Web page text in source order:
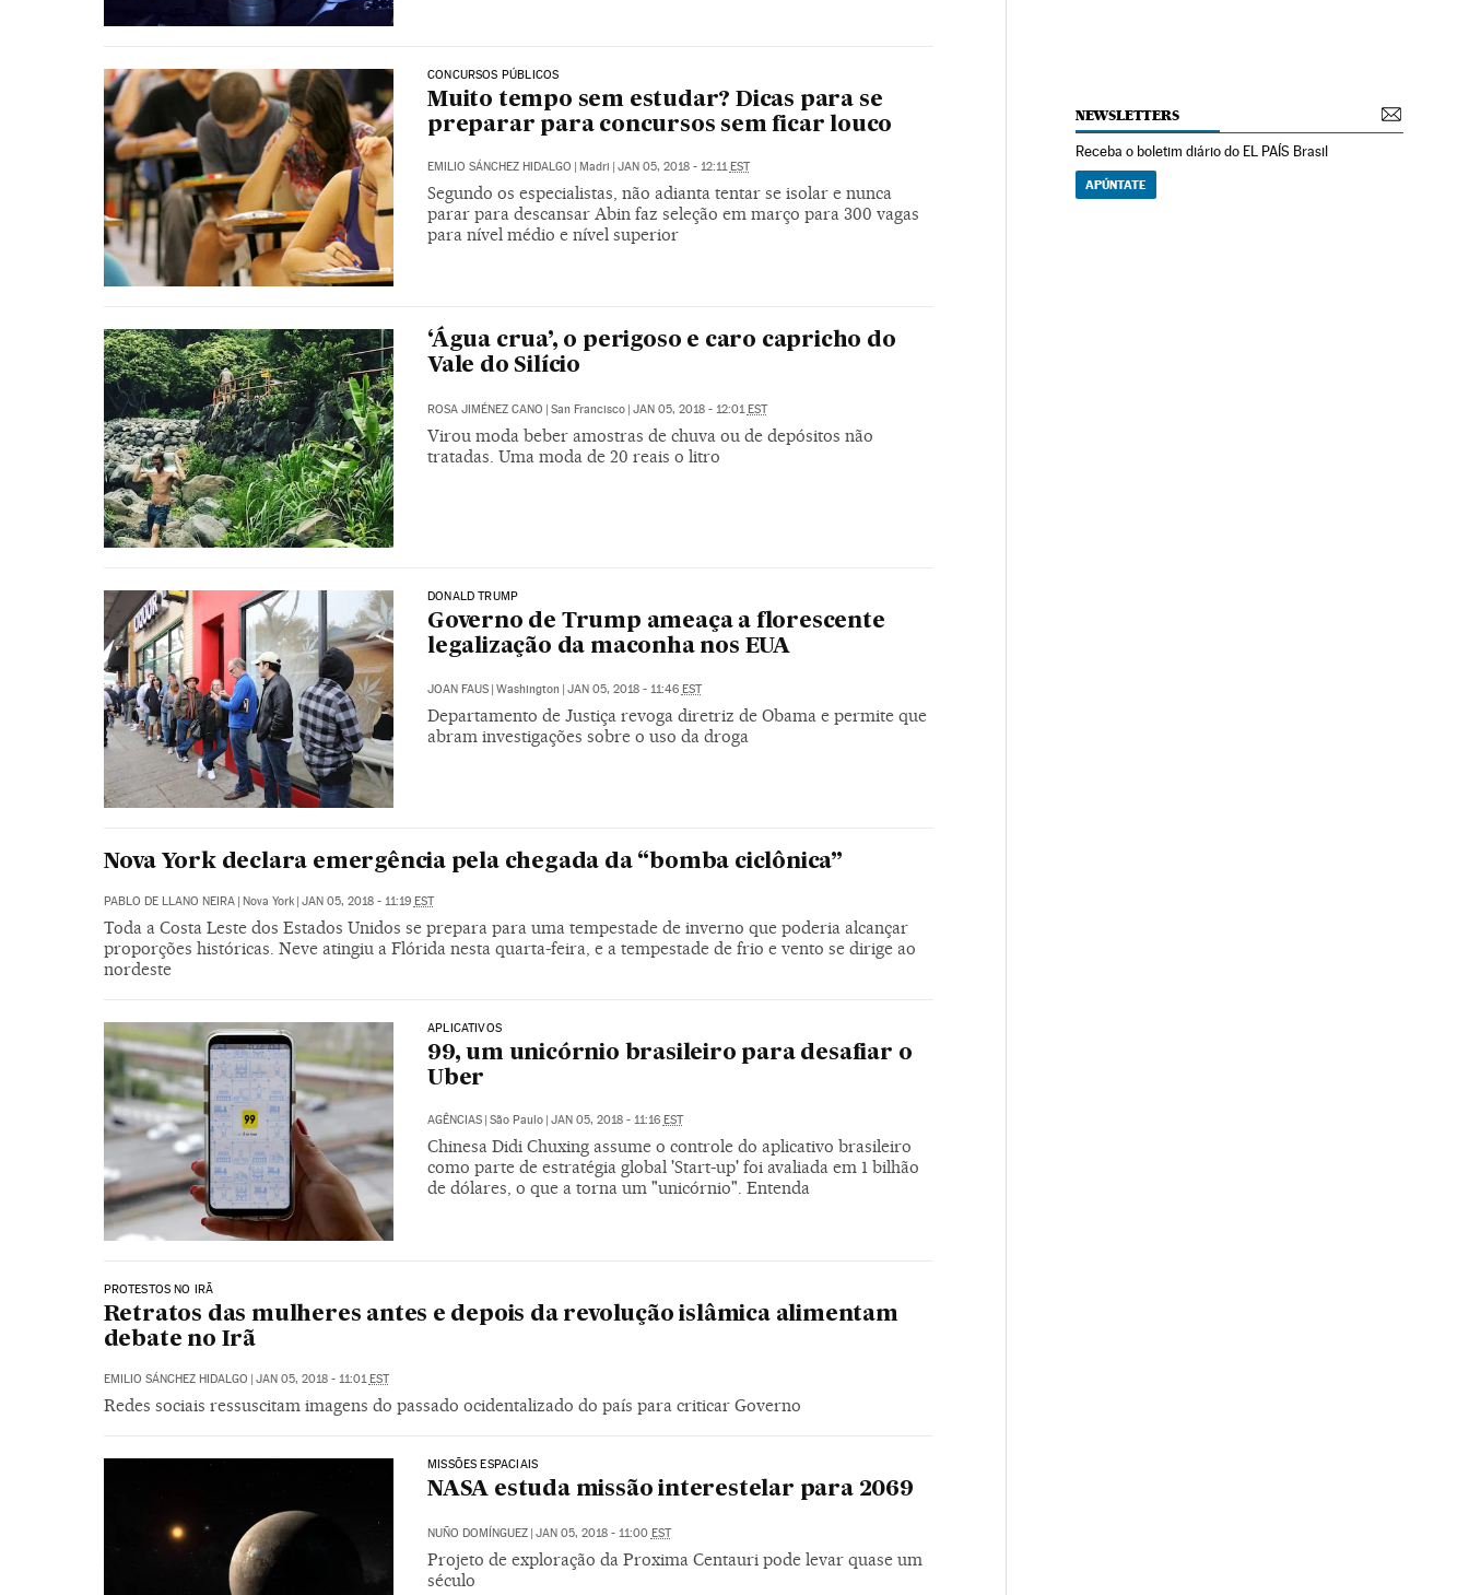
CONCURSOS PÚBLICOS
Muito tempo sem estudar? Dicas para se
preparar para concursos sem ficar louco
EMILIO SÁNCHEZ HIDALGO | Madri | JAN 05, 2018 - 12:11EST
Segundo os especialistas, não adianta tentar se isolar e nunca
parar para descansar Abin faz seleção em março para 300 vagas
para nível médio e nível superior
‘Água crua’, o perigoso e caro capricho do
Vale do Silício
ROSA JIMÉNEZ CANO San Francisco JAN 05, 2018 - 12:01 EST
Virou moda beber amostras de chuva ou de depósitos não
tratadas. Uma moda de 20 reais o litro
DONALD TRUMP
Governo de Trump ameaça a florescente
legalização da maconha nos EUA
JOAN FAUS | Washington | JAN 05, 2018 - 11:46 EST
Departamento de Justiça revoga diretriz de Obama e permite que
abram investigações sobre o uso da droga
Nova York declara emergência pela chegada da “bomba ciclônica”
PABLO DE LLANO NEIRA Nova York JAN 05, 2018 - 11:19 EST
Toda a Costa Leste dos Estados Unidos se prepara para uma tempestade de inverno que poderia alcançar
proporções históricas. Neve atingiu a Flórida nesta quarta-feira, e a tempestade de frio e vento se dirige ao
nordeste
APLICATIVOS
99, um unicórnio brasileiro para desafiar o
Uber
AGÊNCIAS São Paulo JAN 05, 2018 - 11:16 EST
Chinesa Didi Chuxing assume o controle do aplicativo brasileiro
como parte de estratégia global 'Start-up' foi avaliada em 1 bilhão
de dólares, o que a torna um "unicórnio". Entenda
PROTESTOS NO IRÃ
Retratos das mulheres antes e depois da revolução islâmica alimentam
debate no Irã
EMILIO SÁNCHEZ HIDALGO | JAN 05, 2018 - 11:01EST
Redes sociais ressuscitam imagens do passado ocidentalizado do país para criticar Governo
MISSÕES ESPACIAIS
NASA estuda missão interestelar para 2069
NUÑO DOMÍNGUEZ | JAN 05, 2018 - 11:00 EST
Projeto de exploração da Proxima Centauri pode levar quase um
século
NEWSLETTERS
Receba o boletim diário do EL PAÍS Brasil
APÚNTATE